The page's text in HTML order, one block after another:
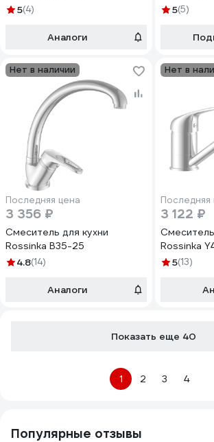
5(4)
Аналоги
5(5)
Нет в наличии
Последняя цена
3 356 ₽
Смеситель для кухни
Rossinka B35-25
4.8(14)
Аналоги
Нет в
Последняя
3 122 ₽
Rossinka
5(13)
Показать еще 40
1 2 3 4
Популярные отзывы